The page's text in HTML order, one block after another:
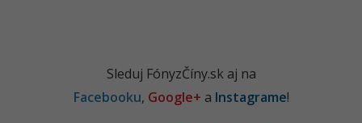
Sleduj FónyzČíny.sk aj na
Facebooku, Google+ a Instagrame!